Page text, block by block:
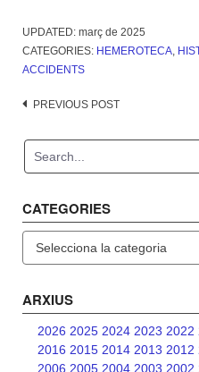
UPDATED: març de 2025
CATEGORIES: HEMEROTECA,
ACCIDENTS
Post
PREVIOUS POST
CATEGORIES
ARXIUS
2026 2025 2024 2023 2022
2016 2015 2014 2013 2012
2006 2005 2004 2003 2002